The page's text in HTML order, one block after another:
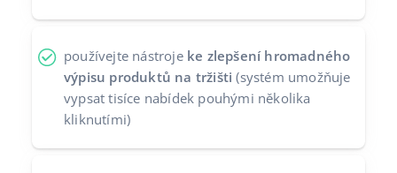
používejte nástroje ke zlepšení hromadného
výpisu produktů na tržišti (systém umožňuje
vypsat tisíce nabídek pouhými několika
kliknutími)